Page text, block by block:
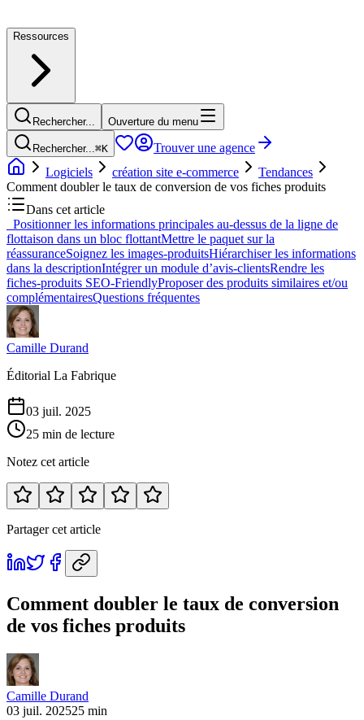
Ressources
Rechercher... Ouverture du menu
Rechercher...⌘K
Trouver une agence
Logiciels
création site e-commerce
Tendances
Comment doubler le taux de conversion de vos fiches produits
Dans cet article
Positionner les informations principales au-dessus de la ligne de
flottaison dans un bloc flottantMettre le paquet sur la
réassuranceSoignez les images-produitsHiérarchiser les informations
dans la descriptionIntégrer un module d’avis-clientsRendre les
fiches-produits SEO-FriendlyProposer des produits similaires et/ou
complémentairesQuestions fréquentes
Camille Durand
Éditorial La Fabrique
03 juil. 2025
25 min de lecture
Notez cet article
Partager cet article
Comment doubler le taux de conversion
de vos fiches produits
Camille Durand
03 juil. 202525 min